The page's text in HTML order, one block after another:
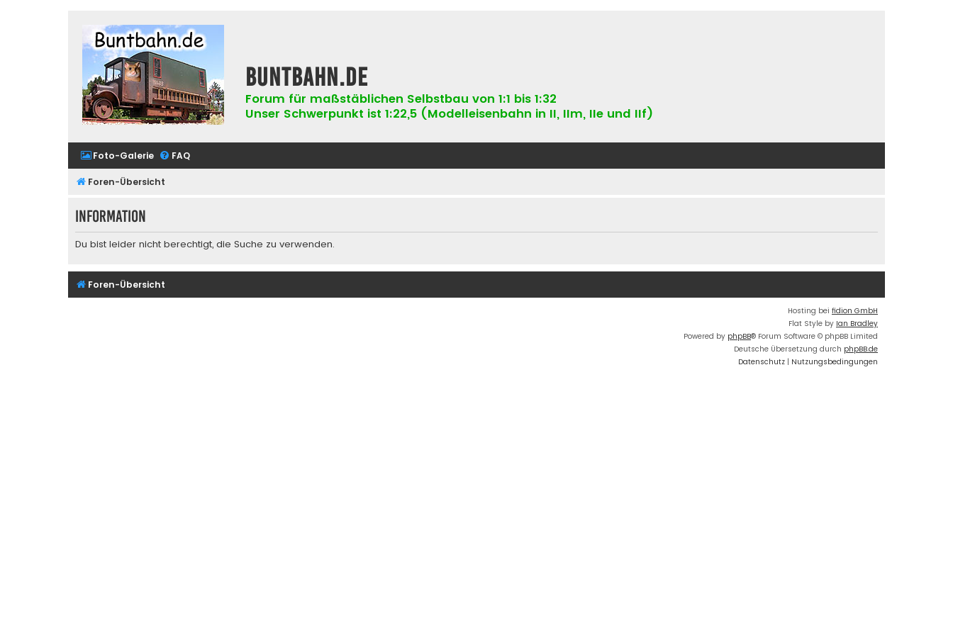
buntbahn.de
Forum für maßstäblichen Selbstbau von 1:1 bis 1:32
Unser Schwerpunkt ist 1:22,5 (Modelleisenbahn in II, IIm, IIe und IIf)
Foto-Galerie FAQ
Foren-Übersicht
Information
Du bist leider nicht berechtigt, die Suche zu verwenden.
Foren-Übersicht
Hosting bei fidion GmbH
Flat Style by Ian Bradley
Powered by phpBB® Forum Software © phpBB Limited
Deutsche Übersetzung durch phpBB.de
Datenschutz | Nutzungsbedingungen